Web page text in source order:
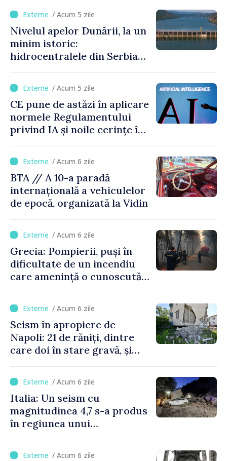
de gimnastică aerobică de la
Oradea
/ Acum 5 zile
Nivelul apelor Dunării, la un
minim istoric:
hidrocentralele din Serbia
capacitate
/ Acum 5 zile
CE pune de astăzi în aplicare
normele Regulamentului
privind IA și noile cerințe în
/ Acum 6 zile
BTA // A 10-a paradă
internațională a vehiculelor
de epocă, organizată la Vidin
/ Acum 6 zile
Grecia: Pompierii, puși în
dificultate de un incendiu
care amenință o cunoscută
/ Acum 6 zile
Seism în apropiere de
Napoli: 21 de răniți, dintre
care doi în stare gravă, și
/ Acum 6 zile
Italia: Un seism cu
magnitudinea 4,7 s-a produs
în regiunea unui
de Napoli
/ Acum 6 zile